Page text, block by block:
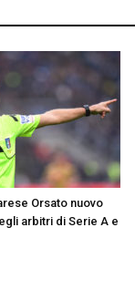
Orsato nuovo
arbitri di Serie A e